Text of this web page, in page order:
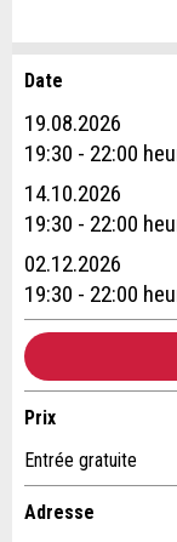
Annonces
Vos
Cette
Annonce
Recommandez
* Saisie
Date de
Nombre de
Date
19.08.2026
19:30 - 22:00
14.10.2026
19:30 - 22:00
02.12.2026
19:30 - 22:00
Prix
Entrée gratuite
Adresse